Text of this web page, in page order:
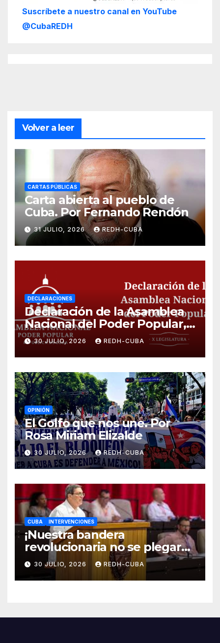
Suscríbete a nuestro canal en YouTube
@CubaREDH
Volver a leer
CARTAS PÚBLICAS
Carta abierta al pueblo de
Cuba. Por Fernando Rendón
31 JULIO, 2026 REDH-CUBA
DECLARACIONES
Declaración de la Asamblea
Nacional del Poder Popular,
¡Cesen el cerco energético y
el castigo colectivo al pueblo
cubano!
30 JULIO, 2026 REDH-CUBA
OPINIÓN
El Golfo que nos une. Por
Rosa Miriam Elizalde
30 JULIO, 2026 REDH-CUBA
CUBA INTERVENCIONES
¡Nuestra bandera
revolucionaria no se plegará
jamás! Por Bruno Rodríguez
Parrilla
30 JULIO, 2026 REDH-CUBA